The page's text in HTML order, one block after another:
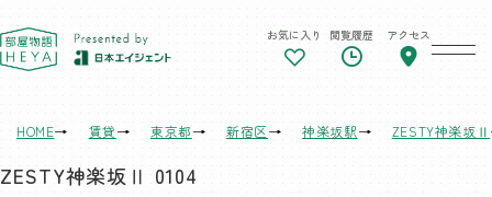
東京 部屋物語 お気に入り 閲覧履歴 アクセス
HOME 賃貸 東京都 新宿区 神楽坂駅 ZESTY神楽坂Ⅱ
ZESTY神楽坂Ⅱ 0104